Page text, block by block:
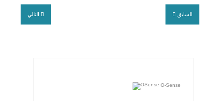
السابق التالي
O-Sense